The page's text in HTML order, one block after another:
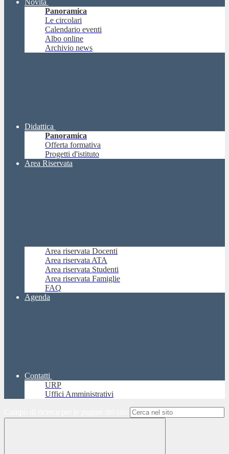
Novità
Panoramica
Le circolari
Calendario eventi
Albo online
Archivio news
Didattica
Panoramica
Offerta formativa
Progetti d'istituto
Area Riservata
Area riservata Docenti
Area riservata ATA
Area riservata Studenti
Area riservata Famiglie
FAQ
Agenda
Contatti
URP
Uffici Amministrativi